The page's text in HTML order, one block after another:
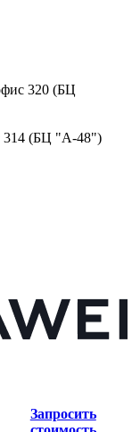
320 (БЦ
314 (БЦ "А-48")
Запросить